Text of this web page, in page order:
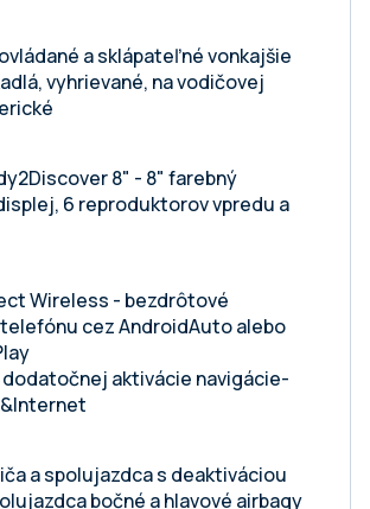
a sklápateľné vonkajšie
vyhrievané, na vodičovej
8" - 8" farebný
6 reproduktorov vpredu a
Wireless - bezdrôtové
cez AndroidAuto alebo
aktivácie navigácie-
a spolujazdca s deaktiváciou
bočné a hlavové airbagy